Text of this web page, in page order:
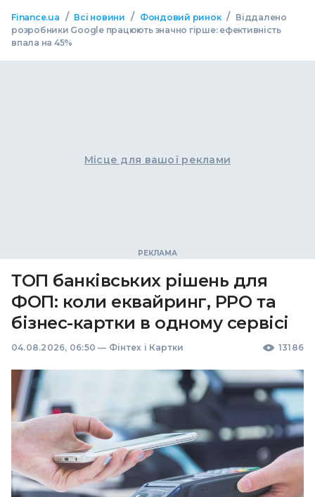
Finance.ua / Всі новини / Фондовий ринок / Віддалено
розробники Google працюють значно гірше: ефективність
впала на 45%
Місце для вашої реклами
ТОП банківських рішень для
ФОП: коли еквайринг, РРО та
бізнес-картки в одному сервісі
04.08.2026, 06:50 — Фінтех і Картки 13186